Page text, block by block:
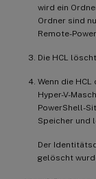
wird ein
Ordner sind
Remote-
Die HCL
Wenn die
Hyper-V-
PowerShell-
Speicher und
Der
gelöscht